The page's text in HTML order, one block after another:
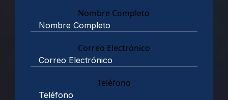
Nombre Completo
Correo Electrónico
Teléfono